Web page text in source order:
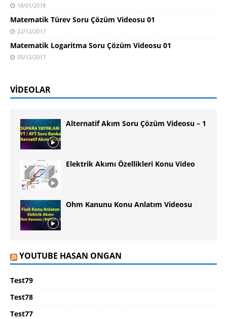
18/01/2018
Matematik Türev Soru Çözüm Videosu 01
22/12/2017
Matematik Logaritma Soru Çözüm Videosu 01
05/12/2017
VIDEOLAR
Alternatif Akım Soru Çözüm Videosu – 1
Elektrik Akımı Özellikleri Konu Video
Ohm Kanunu Konu Anlatım Videosu
YOUTUBE HASAN ONGAN
Test79
Test78
Test77